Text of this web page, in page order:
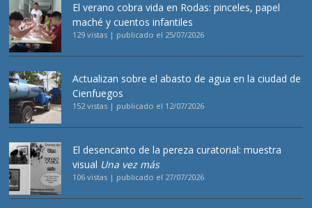
El verano cobra vida en Rodas: pinceles, papel
maché y cuentos infantiles
129 vistas | publicado el 25/07/2026
Actualizan sobre el abasto de agua en la ciudad de
Cienfuegos
152 vistas | publicado el 12/07/2026
El desencanto de la pereza curatorial: muestra
visual Una vez más
106 vistas | publicado el 27/07/2026